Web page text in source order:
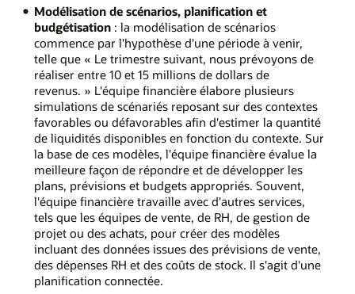
Modélisation de scénarios, planification et
budgétisation : la modélisation de scénarios
commence par l'hypothèse d'une période à venir,
telle que « Le trimestre suivant, nous prévoyons de
réaliser entre 10 et 15 millions de dollars de
revenus. » L'équipe financière élabore plusieurs
simulations de scénariés reposant sur des contextes
favorables ou défavorables afin d'estimer la quantité
de liquidités disponibles en fonction du contexte. Sur
la base de ces modèles, l'équipe financière évalue la
meilleure façon de répondre et de développer les
plans, prévisions et budgets appropriés. Souvent,
l'équipe financière travaille avec d'autres services,
tels que les équipes de vente, de RH, de gestion de
projet ou des achats, pour créer des modèles
incluant des données issues des prévisions de vente,
des dépenses RH et des coûts de stock. Il s'agit d'une
planification connectée.